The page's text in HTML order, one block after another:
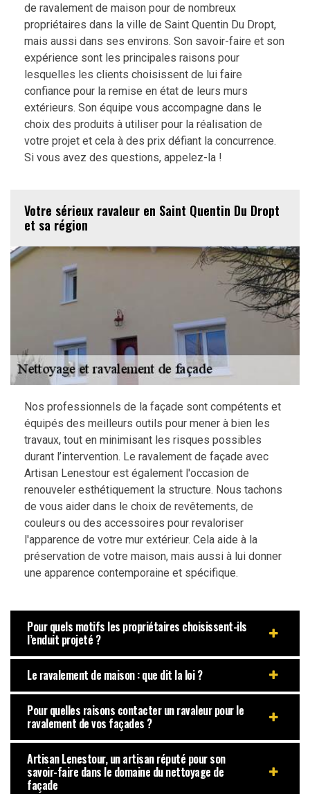
de ravalement de maison pour de nombreux
propriétaires dans la ville de Saint Quentin Du Dropt,
mais aussi dans ses environs. Son savoir-faire et son
expérience sont les principales raisons pour
lesquelles les clients choisissent de lui faire
confiance pour la remise en état de leurs murs
extérieurs. Son équipe vous accompagne dans le
choix des produits à utiliser pour la réalisation de
votre projet et cela à des prix défiant la concurrence.
Si vous avez des questions, appelez-la !
Votre sérieux ravaleur en Saint Quentin Du Dropt
et sa région
Nos professionnels de la façade sont compétents et
équipés des meilleurs outils pour mener à bien les
travaux, tout en minimisant les risques possibles
durant l’intervention. Le ravalement de façade avec
Artisan Lenestour est également l'occasion de
renouveler esthétiquement la structure. Nous tachons
de vous aider dans le choix de revêtements, de
couleurs ou des accessoires pour revaloriser
l'apparence de votre mur extérieur. Cela aide à la
préservation de votre maison, mais aussi à lui donner
une apparence contemporaine et spécifique.
Pour quels motifs les propriétaires choisissent-ils
l’enduit projeté ?
Le ravalement de maison : que dit la loi ?
Pour quelles raisons contacter un ravaleur pour le
ravalement de vos façades ?
Artisan Lenestour, un artisan réputé pour son
savoir-faire dans le domaine du nettoyage de
façade